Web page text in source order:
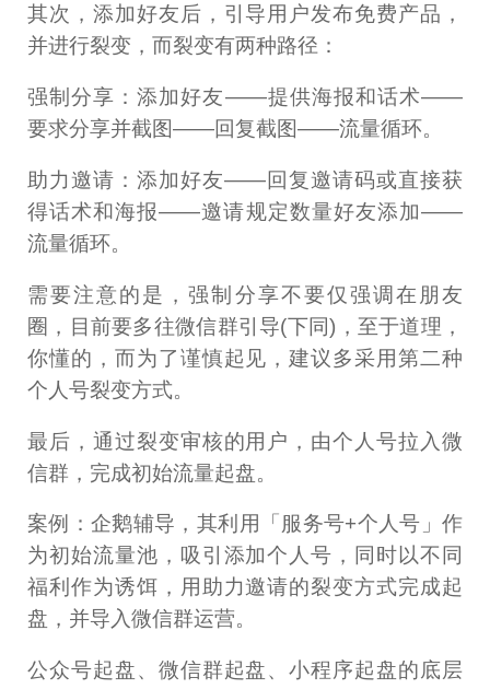
其次，添加好友后，引导用户发布免费产品，
并进行裂变，而裂变有两种路径：
强制分享：添加好友——提供海报和话术——
要求分享并截图——回复截图——流量循环。
助力邀请：添加好友——回复邀请码或直接获
得话术和海报——邀请规定数量好友添加——
流量循环。
需要注意的是，强制分享不要仅强调在朋友
圈，目前要多往微信群引导(下同)，至于道理，
你懂的，而为了谨慎起见，建议多采用第二种
个人号裂变方式。
最后，通过裂变审核的用户，由个人号拉入微
信群，完成初始流量起盘。
案例：企鹅辅导，其利用「服务号+个人号」作
为初始流量池，吸引添加个人号，同时以不同
福利作为诱饵，用助力邀请的裂变方式完成起
盘，并导入微信群运营。
公众号起盘、微信群起盘、小程序起盘的底层